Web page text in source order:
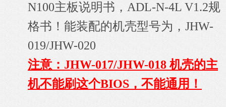
N100主板说明书，ADL-N-4L V1.2规
格书！能装配的机壳型号为，JHW-
019/JHW-020
注意：JHW-017/JHW-018 机壳的主
机不能刷这个BIOS，不能通用！